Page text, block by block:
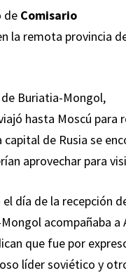
de Comisario
la remota provincia
de Buriatia-Mongol,
hasta Moscú para
de Rusia se
aprovechar para
día de la recepción
acompañaba a
que fue por
líder soviético y